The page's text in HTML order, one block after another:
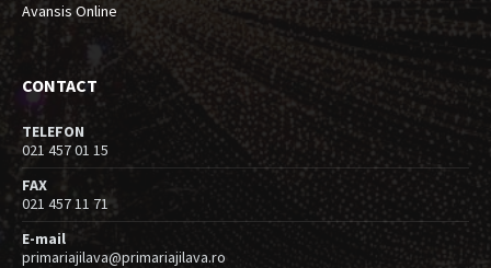
Avansis Online
CONTACT
TELEFON
021 457 01 15
FAX
021 457 11 71
E-mail
primariajilava@primariajilava.ro